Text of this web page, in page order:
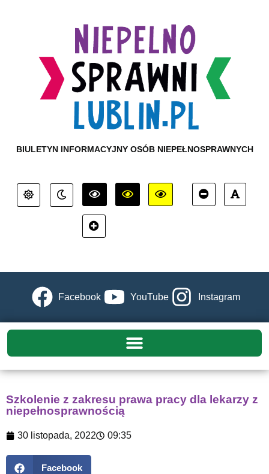
BIULETYN INFORMACYJNY OSÓB NIEPEŁNOSPRAWNYCH
Facebook YouTube Instagram
Szkolenie z zakresu prawa pracy dla lekarzy z
niepełnosprawnością
30 listopada, 2022 09:35
Facebook